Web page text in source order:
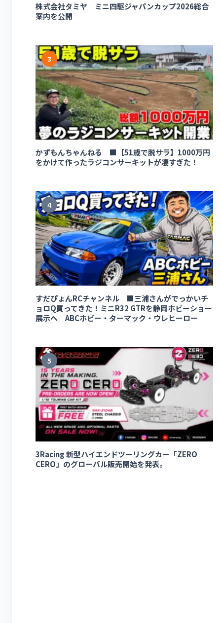
株式会社タミヤ ミニ四駆ジャパンカップ2026総合
案内を公開
3
かずもんちゃんねる ■【51歳で脱サラ】1000万円
をかけて作ったラジコンサーキットが凄すぎた！
4
すだぴょんRCチャンネル ■三浦さんがでっかいチ
ョロQ買ってきた！ミニR32 GTRを静岡ホビーショー
展示へ ABCホビー・ターマック・ウレヒーロー
5
3Racing 新型ハイエンドツーリングカー「ZERO
CERO」のグローバル販売開始を発表。